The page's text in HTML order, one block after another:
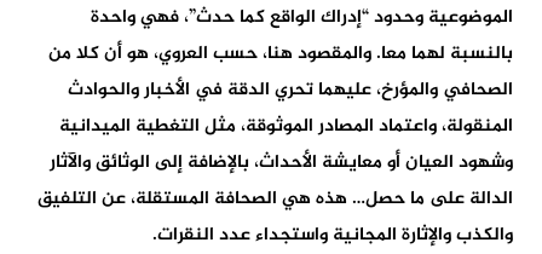
الموضوعية وحدود “إدراك الواقع كما حدث”، فهي واحدة
بالنسبة لهما معا. والمقصود هنا، حسب العروي، هو أن كلا من
الصحافي والمؤرخ، عليهما تحري الدقة في الأخبار والحوادث
المنقولة، واعتماد المصادر الموثوقة، مثل التغطية الميدانية
وشهود العيان أو معايشة الأحداث، بالإضافة إلى الوثائق والآثار
الدالة على ما حصل… هذه هي الصحافة المستقلة، عن التلفيق
والكذب والإثارة المجانية واستجداء عدد النقرات.